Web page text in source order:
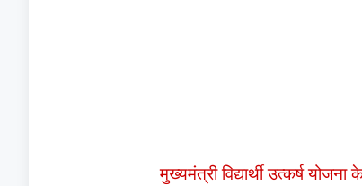
मुख्यमंत्री विद्यार्थी उत्कर्ष